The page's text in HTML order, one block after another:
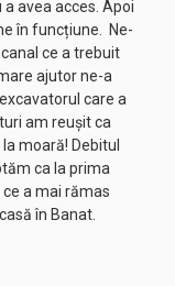
avea acces. Apoi
în funcțiune. Ne-
ce a trebuit
ajutor ne-a
care a
am reușit ca
moară! Debitul
ca la prima
a mai rămas
în Banat.